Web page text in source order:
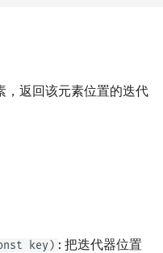
，返回该元素位置的迭代
key) : 把迭代器位置